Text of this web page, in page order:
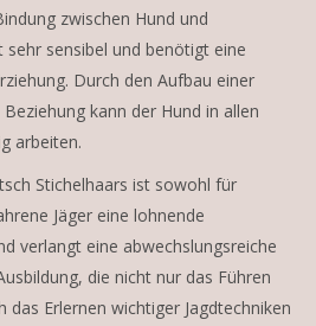
zwischen Hund und
sehr sensibel und benötigt eine
Durch den Aufbau einer
kann der Hund in allen
arbeiten.
Stichelhaars ist sowohl für
Jäger eine lohnende
verlangt eine abwechslungsreiche
die nicht nur das Führen
das Erlernen wichtiger Jagdtechniken